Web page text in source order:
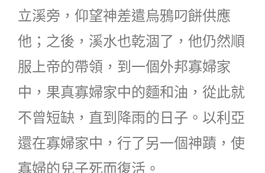
立溪旁，仰望神差遣烏鴉叼餅供應
他；之後，溪水也乾涸了，他仍然順
服上帝的帶領，到一個外邦寡婦家
中，果真寡婦家中的麵和油，從此就
不曾短缺，直到降雨的日子。以利亞
還在寡婦家中，行了另一個神蹟，使
寡婦的兒子死而復活。